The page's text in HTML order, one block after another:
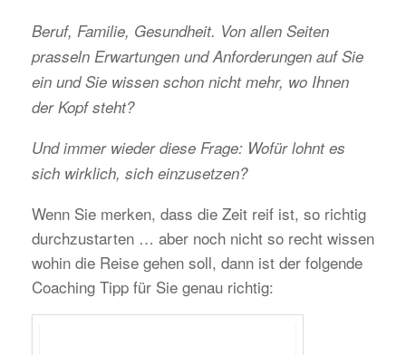
Beruf, Familie, Gesundheit. Von allen Seiten
prasseln Erwartungen und Anforderungen auf Sie
ein und Sie wissen schon nicht mehr, wo Ihnen
der Kopf steht?
Und immer wieder diese Frage: Wofür lohnt es
sich wirklich, sich einzusetzen?
Wenn Sie merken, dass die Zeit reif ist, so richtig
durchzustarten … aber noch nicht so recht wissen
wohin die Reise gehen soll, dann ist der folgende
Coaching Tipp für Sie genau richtig: